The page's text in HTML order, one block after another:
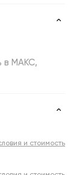
в МАКС,
и стоимость